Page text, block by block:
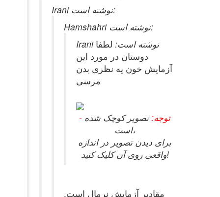
Irani نوشته است:
Hamshahri نوشته است:
Irani نوشته است: لطفا
دوستان در مورد این
آزمایش خون یه نظری بدن
مرسی
- توجه:تصویر کوچک شده
است،
برای دیدن تصویر در اندازه
واقعی روی آن کلیک کنید!
مقادیر آزمایش نرمال است.